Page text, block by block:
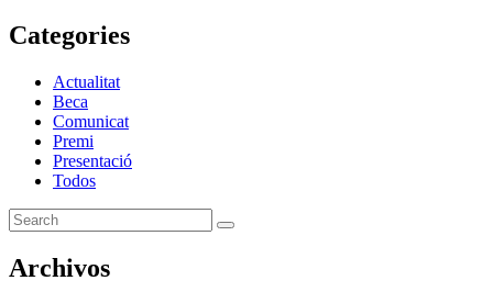
Categories
Actualitat
Beca
Comunicat
Premi
Presentació
Todos
Archivos